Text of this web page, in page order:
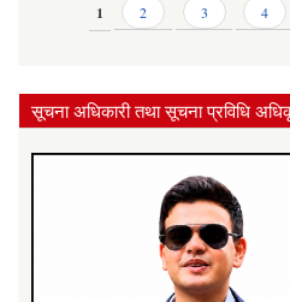
1 2 3 4
सूचना अधिकारी तथा सूचना प्रविधि